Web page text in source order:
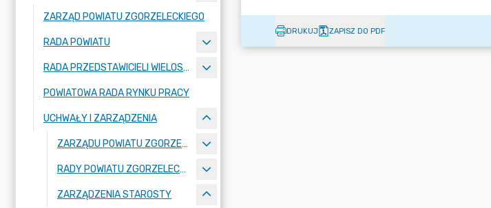
ZARZĄD POWIATU ZGORZELECKIEGO
RADA POWIATU
RADA PRZEDSTAWICIELI WIELOSPECJALISTYCZNEGO ZESPOŁU OPIEKI ZDROWOTNEJ "BOLESŁAWIEC-ZGORZELEC" SAMODZIELNEGO PUBLICZNEGO ZAKŁADU OPIEKI ZDROWOTNEJ
POWIATOWA RADA RYNKU PRACY
UCHWAŁY I ZARZĄDZENIA
ZARZĄDU POWIATU ZGORZELECKIEGO
RADY POWIATU ZGORZELECKIEGO
ZARZĄDZENIA STAROSTY
DRUKUJ ZAPISZ DO PDF